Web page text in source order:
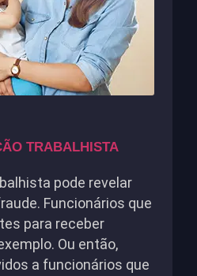
TRABALHISTA
pode revelar
Funcionários que
para receber
Ou então,
a funcionários que